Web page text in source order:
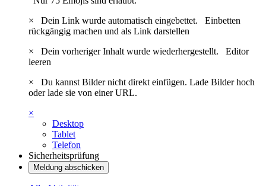
×
Dein Link wurde automatisch eingebettet. Einbetten
rückgängig machen und als Link darstellen
×
Dein vorheriger Inhalt wurde wiederhergestellt. Editor
leeren
×
Du kannst Bilder nicht direkt einfügen. Lade Bilder hoch
oder lade sie von einer URL.
×
Desktop
Tablet
Telefon
Sicherheitsprüfung
Meldung abschicken